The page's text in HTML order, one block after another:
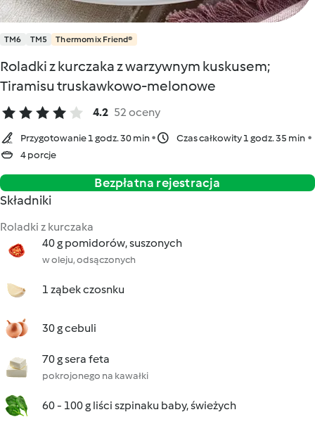
TM6 TM5 Thermomix Friend®
Roladki z kurczaka z warzywnym kuskusem;
Tiramisu truskawkowo-melonowe
4.2 52 oceny
Przygotowanie 1 godz. 30 min
Czas całkowity 1 godz. 35 min
4 porcje
Bezpłatna rejestracja
Składniki
Roladki z kurczaka
40 g pomidorów, suszonych
w oleju, odsączonych
1 ząbek czosnku
30 g cebuli
70 g sera feta
pokrojonego na kawałki
60 - 100 g liści szpinaku baby, świeżych